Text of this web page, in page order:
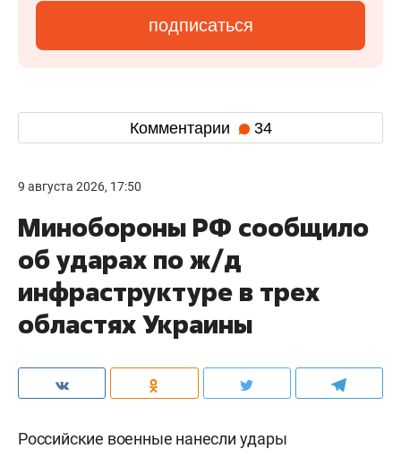
подписаться
Комментарии 34
9 августа 2026, 17:50
Минобороны РФ сообщило
об ударах по ж/д
инфраструктуре в трех
областях Украины
Российские военные нанесли удары